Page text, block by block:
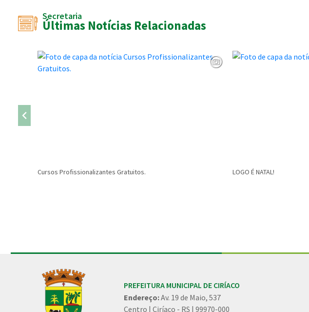
Secretaria
Últimas Notícias Relacionadas
Cursos Profissionalizantes Gratuitos. LOGO É NATAL!
PREFEITURA MUNICIPAL DE CIRÍACO
Endereço:Av. 19 de Maio, 537
Centro | Ciríaco - RS | 99970-000